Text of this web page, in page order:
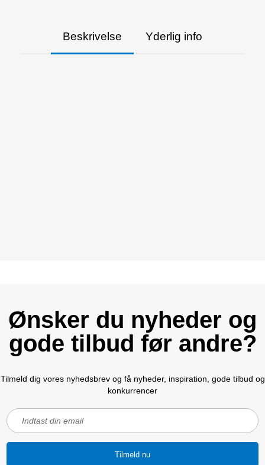
Beskrivelse Yderlig info
Ønsker du nyheder og
gode tilbud før andre?
Tilmeld dig vores nyhedsbrev og få nyheder, inspiration, gode tilbud og
konkurrencer
Tilmeld nu